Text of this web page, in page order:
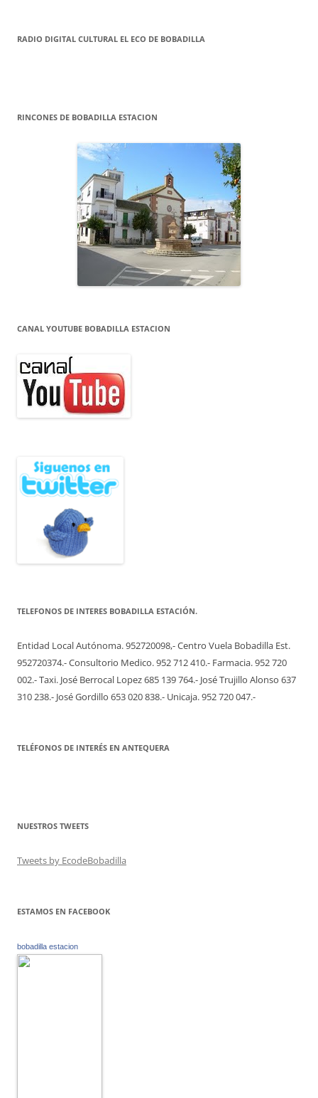
RADIO DIGITAL CULTURAL EL ECO DE BOBADILLA
RINCONES DE BOBADILLA ESTACION
CANAL YOUTUBE BOBADILLA ESTACION
TELEFONOS DE INTERES BOBADILLA ESTACIÓN.
Entidad Local Autónoma. 952720098,- Centro Vuela Bobadilla Est.
952720374.- Consultorio Medico. 952 712 410.- Farmacia. 952 720
002.- Taxi. José Berrocal Lopez 685 139 764.- José Trujillo Alonso 637
310 238.- José Gordillo 653 020 838.- Unicaja. 952 720 047.-
TELÉFONOS DE INTERÉS EN ANTEQUERA
NUESTROS TWEETS
Tweets by EcodeBobadilla
ESTAMOS EN FACEBOOK
bobadilla estacion